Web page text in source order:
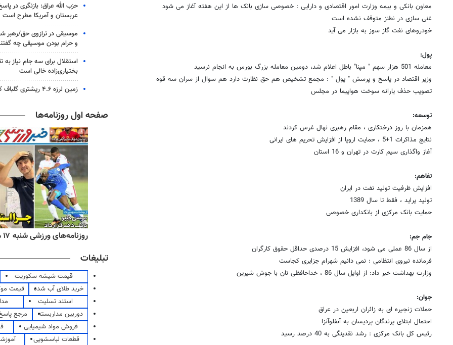
معاون بانکی و بیمه وزارت امور اقتصادی و دارایی : خصوصی سازی بانک ها از این هفته آغاز می شود
غنی سازی در نطنز متوقف نشده است
خودروهای نفت گاز سوز به بازار می آید
پول:
معامله 501 هزار سهم " مپنا" باطل اعلام شد، دومین معامله بزرگ بورس به انجام نرسید
وزیر اقتصاد در پاسخ و پرسش " پول " : مجمع تشخیص هم حق نظارت دارد هم سوال از سران سه قوه
تصویب حذف یارانه سوخت هواپیما در مجلس
توسعه:
همزمان با روز درختکاری ، مقام رهبری نهال غرس کردند
نتایج مذاکرات 1+5 ، حمایت اروپا از افزایش تحریم های ایرانی
آغاز واگذاری سیم کارت در تهران و 16 استان
تفاهم:
افزایش ظرفیت تولید نفت در ایران
تولید پراید ، فقط تا سال 1389
حمایت بانک مرکزی از بانکداری خصوصی
جام جم:
از سال 86 عملی می شود، افزایش 15 درصدی حداقل حقوق کارگران
فرمانده نیروی انتظامی : نمی دانیم شهرام جزایری کجاست
وزارت بهداشت خبر داد: از اوایل سال 86 ، خداحافظی نان با جوش شیرین
جوان:
حملات زنجیره ای به زائران اربعین در عراق
احتمال ابتلای پرندگان پردیسان به آنفلوآنزا
رئیس کل بانک مرکزی : رشد نقدینگی به 40 درصد رسید
حزب الله عراق: بازنگری در
عربستان و آمریکا مطرح است
موسیقی در ترازوی حق/رهبر
و حرام بودن موسیقی چه
استقلال برای سه جام نیاز
بختیاری‌زاده خالی است
زمین لرزه ۴.۶ ریشتری گلباف کرمان را لرزاند
صفحه اول روزنامه‌ها
روزنامه‌های ورزشی شنبه ۱۷ مرداد ۱۴۰۵
تبلیغات
قیمت شیشه سکوریت
خرید طلای آب شده
قیمت
استند تسلیت
دوربین مداربسته
مرجع
فروش مواد شیمیایی
قطعات لباسشویی